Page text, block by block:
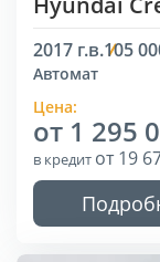
2017 г.в.105
Автомат
Цена:
от 1 295
в кредит от 19